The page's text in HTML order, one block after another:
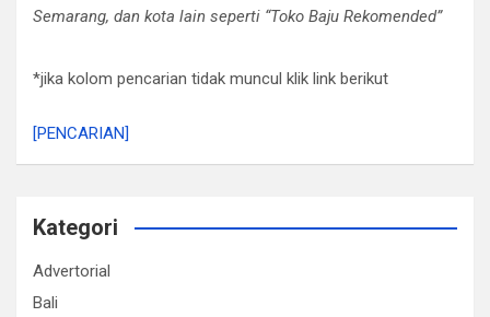
Semarang, dan kota lain seperti “Toko Baju Rekomended”
*jika kolom pencarian tidak muncul klik link berikut
[PENCARIAN]
Kategori
Advertorial
Bali